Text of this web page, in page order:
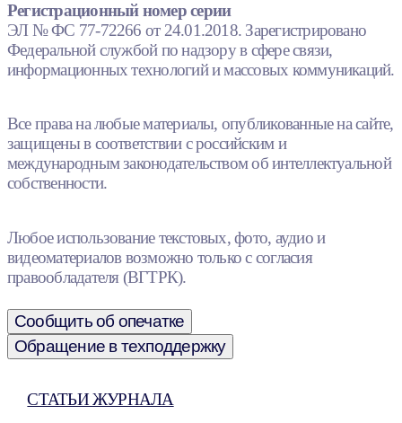
Регистрационный номер серии
ЭЛ № ФС 77-72266 от 24.01.2018. Зарегистрировано
Федеральной службой по надзору в сфере связи,
информационных технологий и массовых коммуникаций.
Все права на любые материалы, опубликованные на сайте,
защищены в соответствии с российским и
международным законодательством об интеллектуальной
собственности.
Любое использование текстовых, фото, аудио и
видеоматериалов возможно только с согласия
правообладателя (ВГТРК).
Сообщить об опечатке
Обращение в техподдержку
СТАТЬИ ЖУРНАЛА